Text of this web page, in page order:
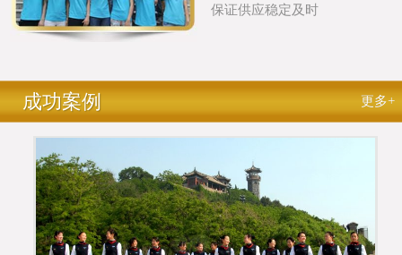
保证供应稳定及时
更多+
成功案例